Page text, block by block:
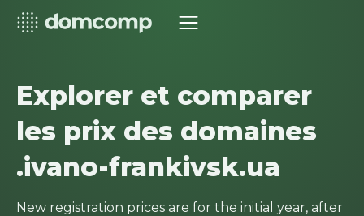
Explorer et comparer
les prix des domaines
.ivano-frankivsk.ua
New registration prices are for the initial year, after